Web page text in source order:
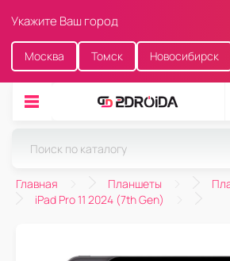
Укажите Ваш город
Москва Томск Новосибирск
Главная Планшеты
iPad Pro 11 2024 (7th Gen)